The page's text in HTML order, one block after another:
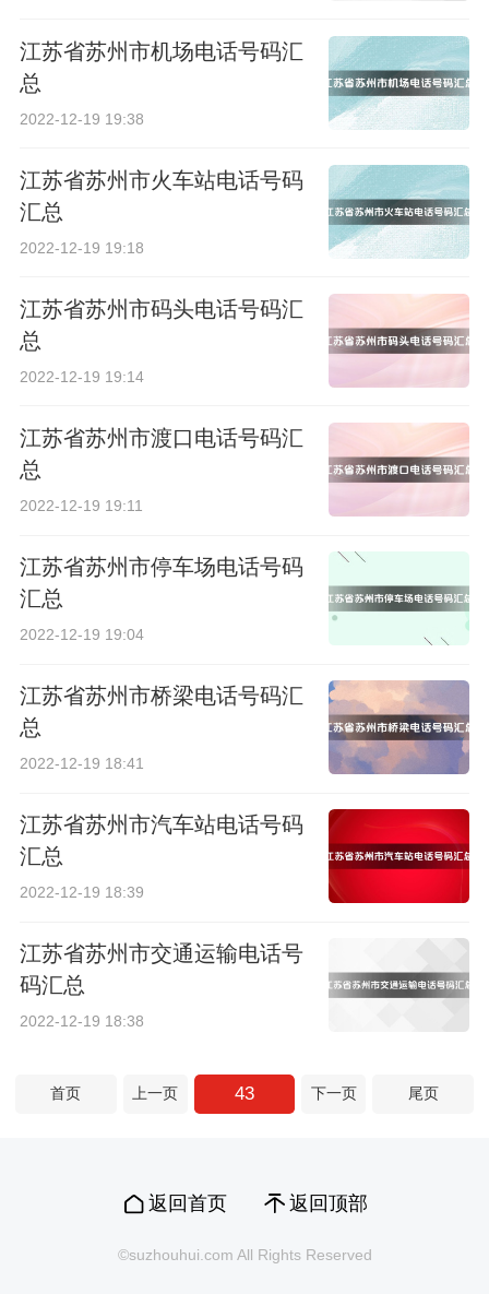
江苏省苏州市机场电话号码汇
总
2022-12-19 19:38
江苏省苏州市火车站电话号码
汇总
2022-12-19 19:18
江苏省苏州市码头电话号码汇
总
2022-12-19 19:14
江苏省苏州市渡口电话号码汇
总
2022-12-19 19:11
江苏省苏州市停车场电话号码
汇总
2022-12-19 19:04
江苏省苏州市桥梁电话号码汇
总
2022-12-19 18:41
江苏省苏州市汽车站电话号码
汇总
2022-12-19 18:39
江苏省苏州市交通运输电话号
码汇总
2022-12-19 18:38
首页 上一页 43 下一页 尾页
返回首页 返回顶部
©suzhouhui.com All Rights Reserved